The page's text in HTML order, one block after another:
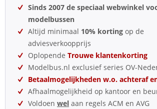
Sinds 2007 de speciaal webwinkel
modelbussen
Altijd minimaal 10% korting op de
adviesverkoopprijs
Oplopende Trouwe klantenkorting
Modelbus.nl exclusief series OV-
Betaalmogelijkheden w.o. achteraf
Afhaalmogelijkheid op kantoor en
Voldoen wel aan regels ACM en AVG